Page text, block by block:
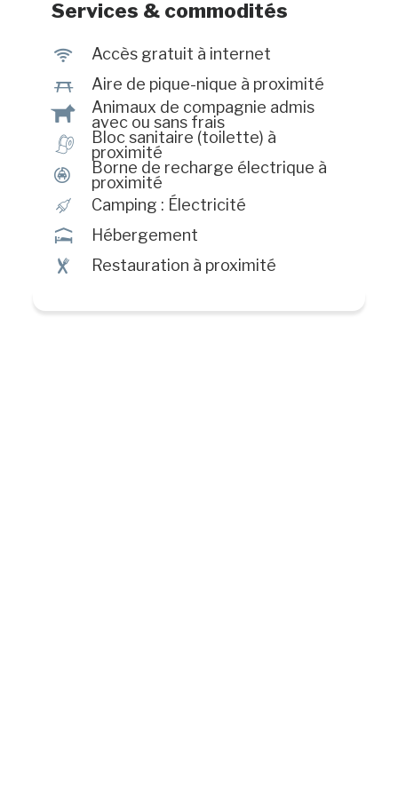
Services & commodités
J Accès gratuit à internet
h Aire de pique-nique à proximité
Â
Animaux de compagnie admis
avec ou sans frais
h
Bloc sanitaire (toilette) à
proximité
P
Borne de recharge électrique à
proximité
é Camping : Électricité
ú Hébergement
¶ Restauration à proximité